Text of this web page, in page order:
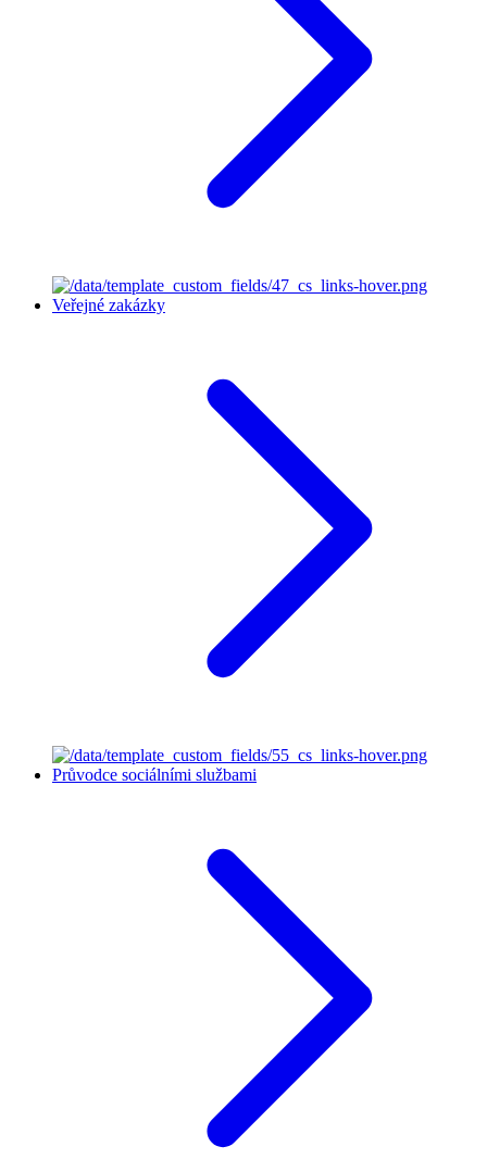
Veřejné zakázky
Průvodce sociálními službami